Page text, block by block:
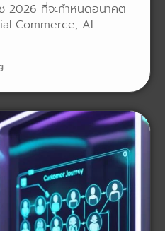
2026 ที่จะกำหนดอนาคต
Commerce, AI